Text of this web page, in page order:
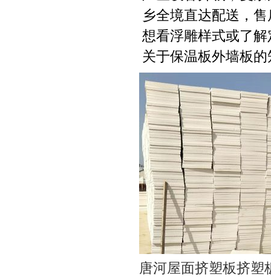
乡全境直达配送，
想看浮雕样式或了
关于保温板外墙板
唐河屋面挤塑板挤塑